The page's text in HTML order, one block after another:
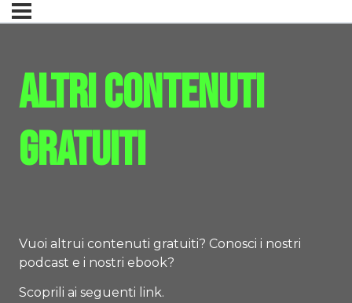
Altri contenuti
gratuiti
Vuoi altrui contenuti gratuiti? Conosci i nostri
podcast e i nostri ebook?
Scoprili ai seguenti link.